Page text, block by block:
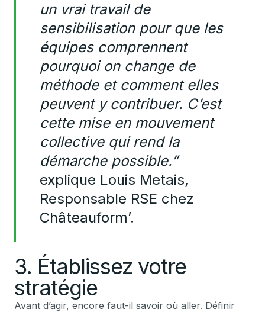
un vrai travail de
sensibilisation pour que les
équipes comprennent
pourquoi on change de
méthode et comment elles
peuvent y contribuer. C’est
cette mise en mouvement
collective qui rend la
démarche possible.”
explique Louis Metais,
Responsable RSE chez
Châteauform’.
3. Établissez votre
stratégie
Avant d’agir, encore faut-il savoir où aller. Définir